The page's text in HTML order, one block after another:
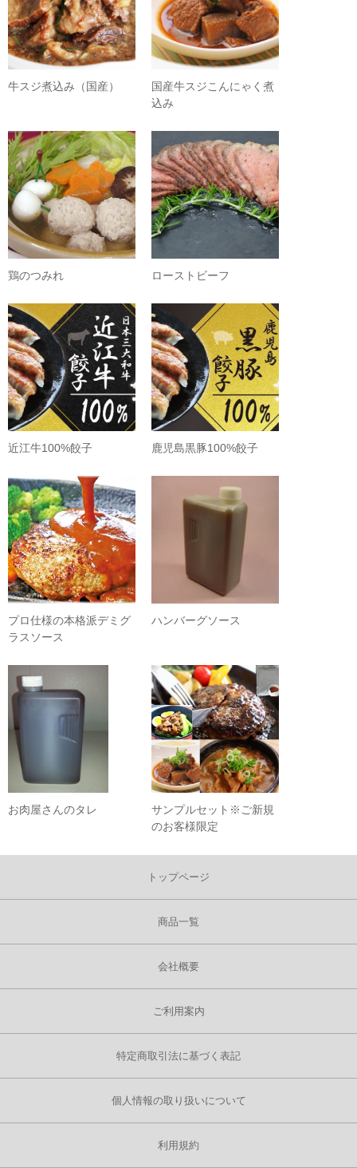
牛スジ煮込み（国産）
国産牛スジこんにゃく煮
込み
鶏のつみれ ローストビーフ
近江牛100%餃子 鹿児島黒豚100%餃子
プロ仕様の本格派デミグ
ラスソース
ハンバーグソース
お肉屋さんのタレ
サンプルセット※ご新規
のお客様限定
トップページ
商品一覧
会社概要
ご利用案内
特定商取引法に基づく表記
個人情報の取り扱いについて
利用規約